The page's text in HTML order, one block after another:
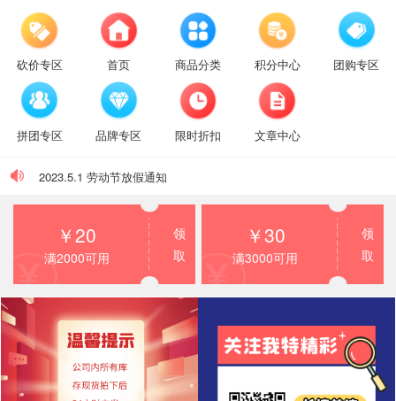
砍价专区 首页 商品分类 积分中心 团购专区
拼团专区 品牌专区 限时折扣 文章中心
【放假通知】迎元旦，跨新年
2023.5.1 劳动节放假通知
2023清明节放假通知！
上海信裕生物荣获上海市高新技术企业
【信裕生物】2022端午节放假通知
诚招代理
国庆放假通知
￥20
满2000可用
领
取
￥30
满3000可用
领
取